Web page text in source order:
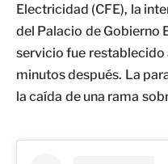
Electricidad (CFE), la
del Palacio de Gobierno
servicio fue
minutos después. La
la caída de una rama